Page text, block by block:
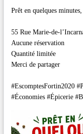
Prêt en quelques
55 Rue Marie-de-
Aucune réservation
Quantité limitée
Merci de partager
#EscomptesFortin2020
#Économies #Épicerie